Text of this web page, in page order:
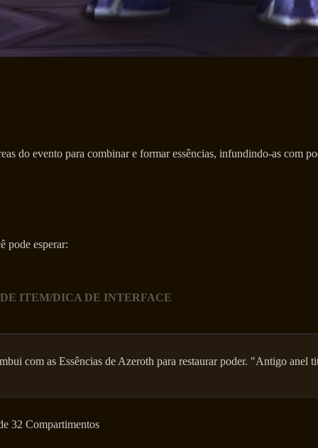
do evento para combinar e formar essências, infundindo-as com
pode esperar:
ITEM/DICA DE INTERFACE
com as Essências de Azeroth para restaurar poder. "Antigo anel
32 Compartimentos